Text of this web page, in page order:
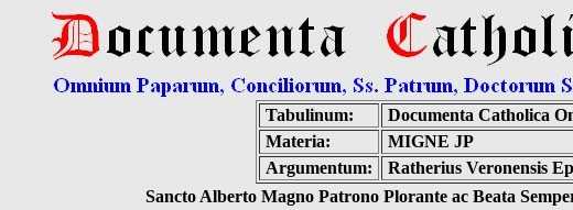
Tabulinum:
Documenta Catholica
Materia:
MIGNE JP
Argumentum:
Ratherius Veronensis
Sancto Alberto Magno Patrono Plorante ac Beata